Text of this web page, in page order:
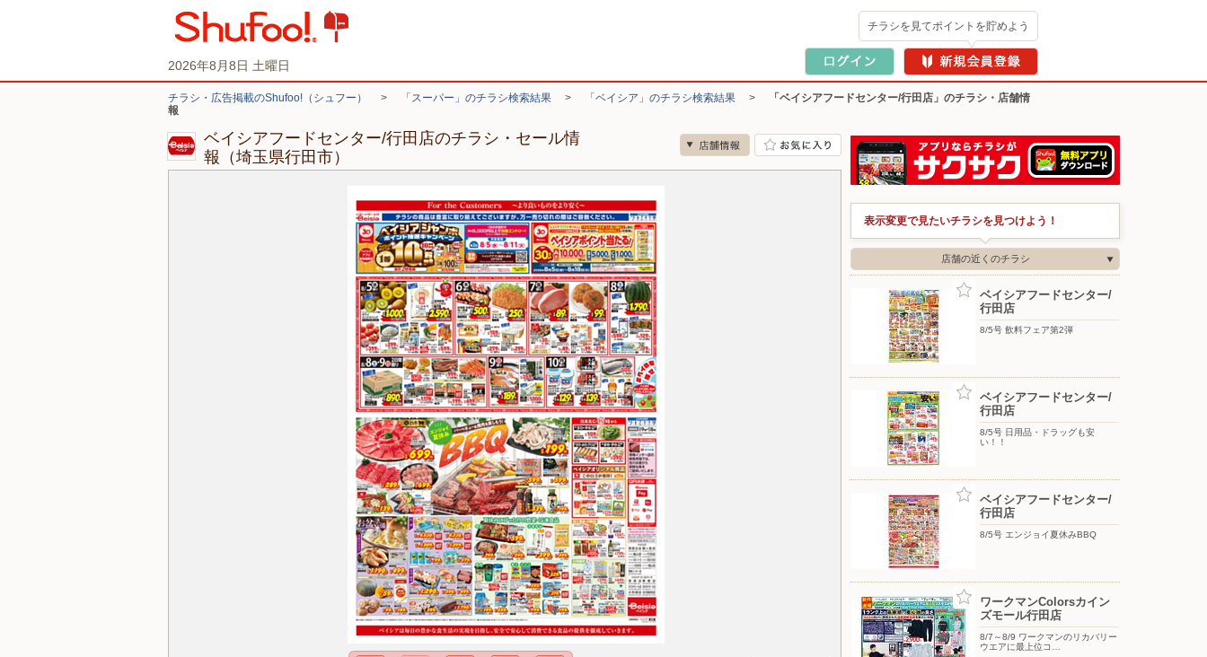
2026年8月8日 土曜日
チラシを見てポイントを貯めよう
チラシ・広告掲載のShufoo!（シュフー） > 「スーパー」のチラシ検索結果 > 「ベイシア」のチラシ検索結果 >
「ベイシアフードセンター/行田店」のチラシ・店舗情
報
ベイシアフードセンター/行田店のチラシ・セール情
報（埼玉県行田市）
表示変更で見たいチラシを見つけよう！
店舗の近くのチラシ
ベイシアフードセンター/
行田店
8/5号 飲料フェア第2弾
ベイシアフードセンター/
行田店
8/5号 日用品・ドラッグも安
い！！
ベイシアフードセンター/
行田店
8/5号 エンジョイ夏休みBBQ
ワークマンColorsカイン
ズモール行田店
8/7～8/9 ワークマンのリカバリー
ウエアに最上位コ…